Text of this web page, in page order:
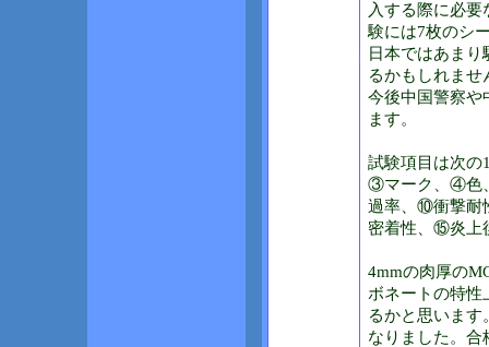
入する際に必
験には7枚のシ
日本ではあま
るかもしれませ
今後中国警察や
ます。
試験項目は次
③マーク、④色
過率、⑩衝撃耐
密着性、⑮炎上
4mmの肉厚の
ボネートの特
るかと思います
なりました。合